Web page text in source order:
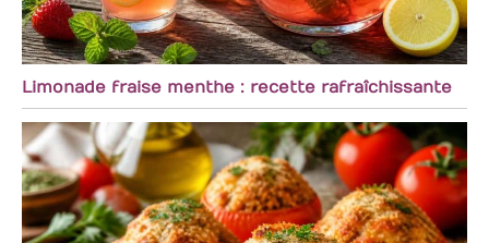
Limonade fraise menthe : recette rafraîchissante